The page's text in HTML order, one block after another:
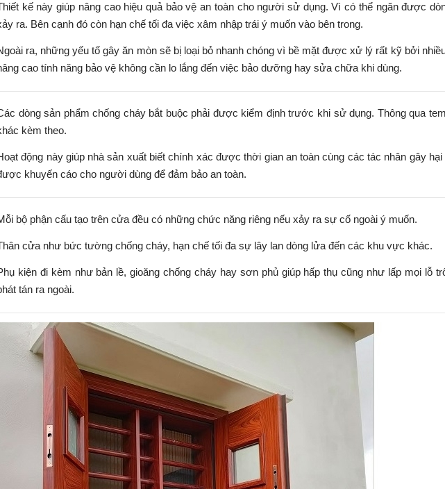
kế này giúp nâng cao hiệu quả bảo vệ an toàn cho người sử dụng. Vì có thể ngăn được
ra. Bên cạnh đó còn hạn chế tối đa việc xâm nhập trái ý muốn vào bên trong.
ra, những yếu tố gây ăn mòn sẽ bị loại bỏ nhanh chóng vì bề mặt được xử lý rất kỹ bởi
cao tính năng bảo vệ không cần lo lắng đến việc bảo dưỡng hay sửa chữa khi dùng.
dòng sản phẩm chống cháy bắt buộc phải được kiểm định trước khi sử dụng. Thông qua
kèm theo.
động này giúp nhà sản xuất biết chính xác được thời gian an toàn cùng các tác nhân gây
khuyến cáo cho người dùng để đảm bảo an toàn.
bộ phận cấu tạo trên cửa đều có những chức năng riêng nếu xảy ra sự cố ngoài ý muốn.
cửa như bức tường chống cháy, hạn chế tối đa sự lây lan dòng lửa đến các khu vực khác.
kiện đi kèm như bản lề, gioăng chống cháy hay sơn phủ giúp hấp thụ cũng như lấp mọi lỗ
tán ra ngoài.